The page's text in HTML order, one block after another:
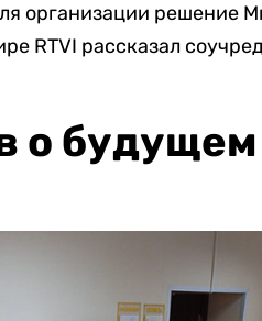
организации решение
RTVI рассказал
о